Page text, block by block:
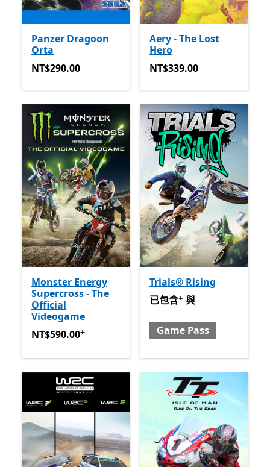
Panzer Dragoon
Orta
NT$290.00
NT$290.00
Aery - The Lost
Hero
NT$339.00
NT$339.00
Monster Energy
Supercross - The
Official
Videogame
NT$590.00提供應用程式內購。
NT$590.00+
Trials® Rising
已包含 與 Game Pass
已包含+ 與
Game Pass